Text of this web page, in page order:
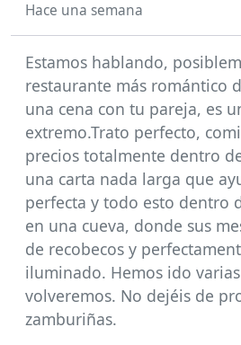
Hace una semana
Estamos hablando,
restaurante más romántico
una cena con tu pareja, es
extremo.Trato perfecto,
precios totalmente dentro
una carta nada larga que
perfecta y todo esto dentro
en una cueva, donde sus
de recobecos y
iluminado. Hemos ido
volveremos. No dejéis de
zamburiñas.